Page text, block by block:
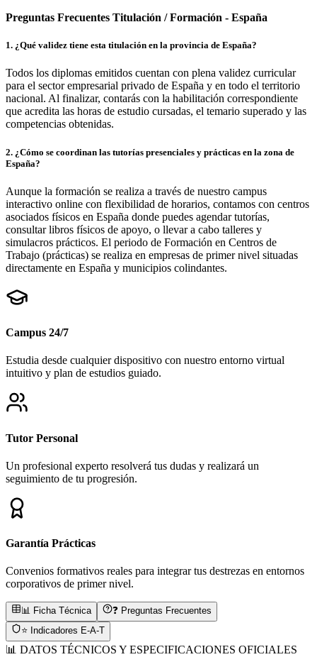
Preguntas Frecuentes Titulación / Formación - España
1. ¿Qué validez tiene esta titulación en la provincia de España?
Todos los diplomas emitidos cuentan con plena validez curricular
para el sector empresarial privado de España y en todo el territorio
nacional. Al finalizar, contarás con la habilitación correspondiente
que acredita las horas de estudio cursadas, el temario superado y las
competencias obtenidas.
2. ¿Cómo se coordinan las tutorías presenciales y prácticas en la zona de
España?
Aunque la formación se realiza a través de nuestro campus
interactivo online con flexibilidad de horarios, contamos con centros
asociados físicos en España donde puedes agendar tutorías,
consultar libros físicos de apoyo, o llevar a cabo talleres y
simulacros prácticos. El periodo de Formación en Centros de
Trabajo (prácticas) se realiza en empresas de primer nivel situadas
directamente en España y municipios colindantes.
Campus 24/7
Estudia desde cualquier dispositivo con nuestro entorno virtual
intuitivo y plan de estudios guiado.
Tutor Personal
Un profesional experto resolverá tus dudas y realizará un
seguimiento de tu progresión.
Garantía Prácticas
Convenios formativos reales para integrar tus destrezas en entornos
corporativos de primer nivel.
📊 Ficha Técnica
❓ Preguntas Frecuentes
⭐ Indicadores E-A-T
📊 DATOS TÉCNICOS Y ESPECIFICACIONES OFICIALES